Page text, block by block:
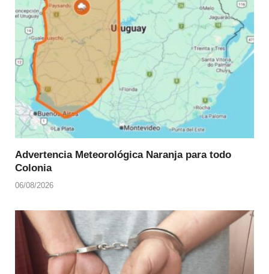
Advertencia Meteorológica Naranja para todo
Colonia
06/08/2026